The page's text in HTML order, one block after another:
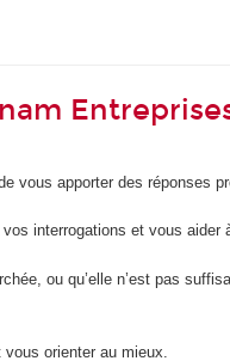
vous apporter des réponses
interrogations et vous aider
ou qu’elle n’est pas
vous orienter au mieux.